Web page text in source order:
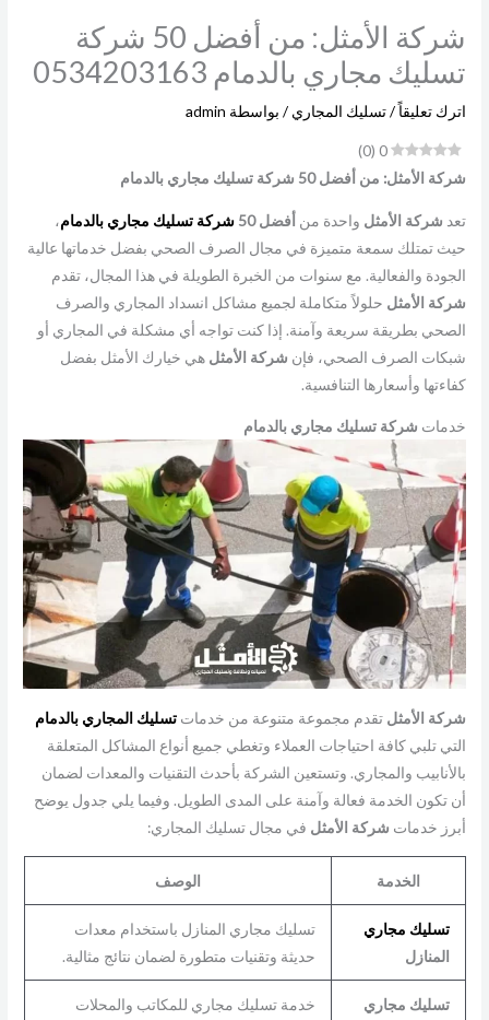
شركة الأمثل: من أفضل 50 شركة
تسليك مجاري بالدمام 0534203163
اترك تعليقاً/تسليك المجاري / بواسطة admin
0
(
0
)
شركة الأمثل: من أفضل 50 شركة تسليك مجاري بالدمام
تعد شركة الأمثل واحدة من أفضل 50 شركة تسليك مجاري بالدمام،
حيث تمتلك سمعة متميزة في مجال الصرف الصحي بفضل خدماتها عالية
الجودة والفعالية. مع سنوات من الخبرة الطويلة في هذا المجال، تقدم
شركة الأمثل حلولاً متكاملة لجميع مشاكل انسداد المجاري والصرف
الصحي بطريقة سريعة وآمنة. إذا كنت تواجه أي مشكلة في المجاري أو
شبكات الصرف الصحي، فإن شركة الأمثل هي خيارك الأمثل بفضل
كفاءتها وأسعارها التنافسية.
خدمات شركة تسليك مجاري بالدمام
شركة الأمثل تقدم مجموعة متنوعة من خدماتتسليك المجاري بالدمام
التي تلبي كافة احتياجات العملاء وتغطي جميع أنواع المشاكل المتعلقة
بالأنابيب والمجاري. وتستعين الشركة بأحدث التقنيات والمعدات لضمان
أن تكون الخدمة فعالة وآمنة على المدى الطويل. وفيما يلي جدول يوضح
أبرز خدمات شركة الأمثل في مجال تسليك المجاري:
الخدمة الوصف
تسليك مجاري
المنازل
تسليك مجاري المنازل باستخدام معدات
حديثة وتقنيات متطورة لضمان نتائج مثالية.
تسليك مجاري
خدمة تسليك مجاري للمكاتب والمحلات